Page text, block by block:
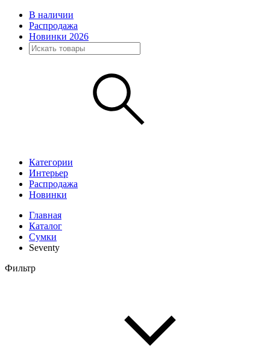
В наличии
Распродажа
Новинки 2026
Категории
Интерьер
Распродажа
Новинки
Главная
Каталог
Сумки
Seventy
Фильтр